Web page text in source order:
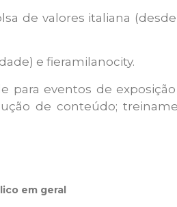
de valores italiana
e fieramilanocity.
para eventos de
de conteúdo;
em geral